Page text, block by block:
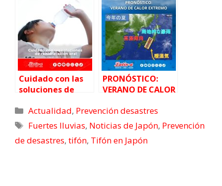
hospitalizadas
Cuidado con las
soluciones de
oral, La Agencia
de Atención al
Japón.
PRONÓSTICO:
VERANO DE CALOR
Actualidad, Prevención desastres
Fuertes lluvias, Noticias de Japón, Prevención
de desastres, tifón, Tifón en Japón